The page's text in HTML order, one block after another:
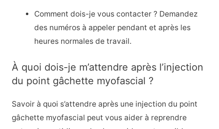
Comment dois-je vous contacter ? Demandez
des numéros à appeler pendant et après les
heures normales de travail.
À quoi dois-je m’attendre après l’injection
du point gâchette myofascial ?
Savoir à quoi s’attendre après une injection du point
gâchette myofascial peut vous aider à reprendre